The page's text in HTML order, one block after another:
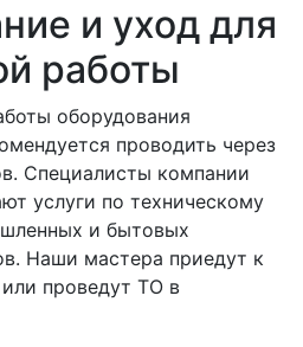
и уход для
работы
оборудования
проводить через
Специалисты компании
услуги по техническому
и бытовых
Наши мастера приедут к
проведут ТО в